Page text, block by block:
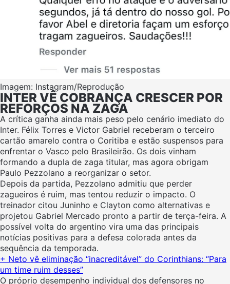
Imagem: Instagram/Reprodução
INTER VÊ COBRANÇA CRESCER POR
REFORÇOS NA ZAGA
A crítica ganha ainda mais peso pelo cenário imediato do
Inter. Félix Torres e Victor Gabriel receberam o terceiro
cartão amarelo contra o Coritiba e estão suspensos para
enfrentar o Vasco pelo Brasileirão. Os dois vinham
formando a dupla de zaga titular, mas agora obrigam
Paulo Pezzolano a reorganizar o setor.
Depois da partida, Pezzolano admitiu que perder
zagueiros é ruim, mas tentou reduzir o impacto. O
treinador citou Juninho e Clayton como alternativas e
projetou Gabriel Mercado pronto a partir de terça-feira. A
possível volta do argentino vira uma das principais
notícias positivas para a defesa colorada antes da
sequência da temporada.
+ Neto vê eliminação “inacreditável” do Corinthians: “Para
um time ruim desses”
O próprio desempenho individual dos defensores no